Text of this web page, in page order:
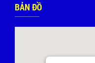
BẢN ĐỒ